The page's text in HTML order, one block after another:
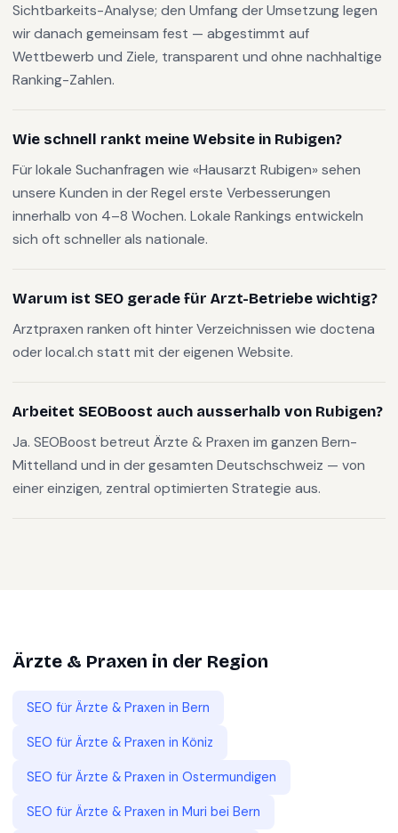
Sichtbarkeits-Analyse; den Umfang der Umsetzung legen
wir danach gemeinsam fest — abgestimmt auf
Wettbewerb und Ziele, transparent und ohne nachhaltige
Ranking-Zahlen.
Wie schnell rankt meine Website in Rubigen?
Für lokale Suchanfragen wie «Hausarzt Rubigen» sehen
unsere Kunden in der Regel erste Verbesserungen
innerhalb von 4–8 Wochen. Lokale Rankings entwickeln
sich oft schneller als nationale.
Warum ist SEO gerade für Arzt-Betriebe wichtig?
Arztpraxen ranken oft hinter Verzeichnissen wie doctena
oder local.ch statt mit der eigenen Website.
Arbeitet SEOBoost auch ausserhalb von Rubigen?
Ja. SEOBoost betreut Ärzte & Praxen im ganzen Bern-
Mittelland und in der gesamten Deutschschweiz — von
einer einzigen, zentral optimierten Strategie aus.
Ärzte & Praxen in der Region
SEO für Ärzte & Praxen in Bern
SEO für Ärzte & Praxen in Köniz
SEO für Ärzte & Praxen in Ostermundigen
SEO für Ärzte & Praxen in Muri bei Bern